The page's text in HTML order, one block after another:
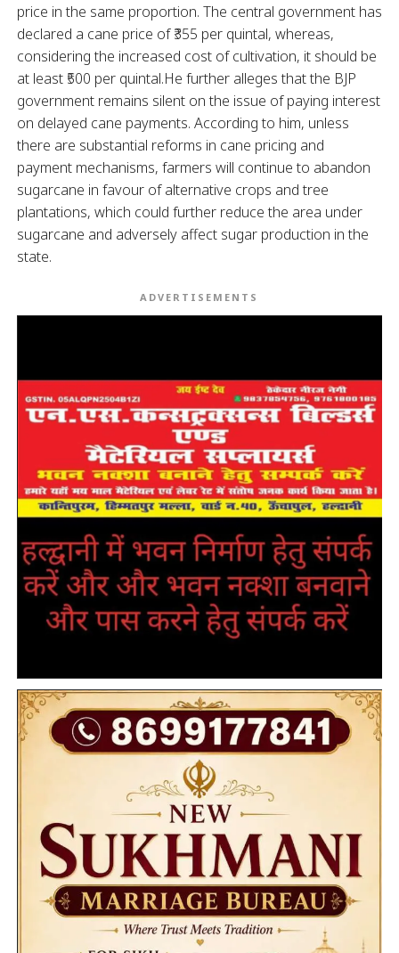
price in the same proportion. The central government has
declared a cane price of ₹355 per quintal, whereas,
considering the increased cost of cultivation, it should be
at least ₹500 per quintal.He further alleges that the BJP
government remains silent on the issue of paying interest
on delayed cane payments. According to him, unless
there are substantial reforms in cane pricing and
payment mechanisms, farmers will continue to abandon
sugarcane in favour of alternative crops and tree
plantations, which could further reduce the area under
sugarcane and adversely affect sugar production in the
state.
ADVERTISEMENTS